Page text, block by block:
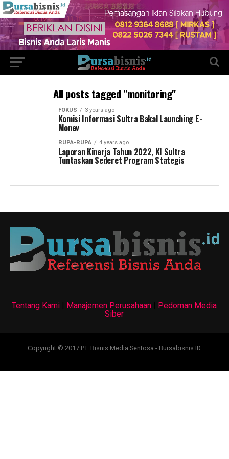
All posts tagged "monitoring"
FOKUS 3 years ago
Komisi Informasi Sultra Bakal Launching E-
Monev
RUPA-RUPA 4 years ago
Laporan Kinerja Tahun 2022, KI Sultra
Tuntaskan Sederet Program Stategis
Tentang Kami Manajemen Perusahaan
Pedoman Media
Siber
Copyright © 2017 PT. Bisnis Media Sentosa - Bursabisnis.ID